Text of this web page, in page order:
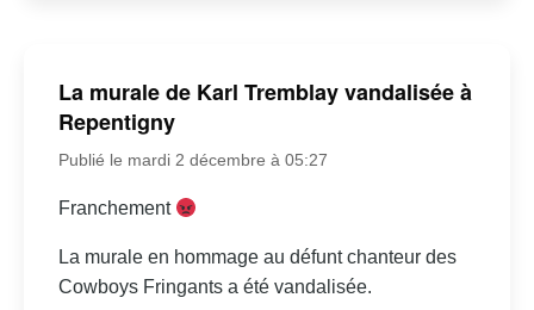
La murale de Karl Tremblay vandalisée à
Repentigny
Publié le mardi 2 décembre à 05:27
Franchement
La murale en hommage au défunt chanteur des
Cowboys Fringants a été vandalisée.